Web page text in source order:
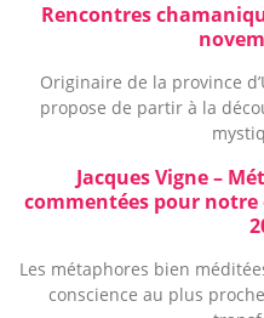
Rencontres
Originaire de la province
propose de partir à la
Jacques Vigne –
commentées pour notre
Les métaphores bien
conscience au plus